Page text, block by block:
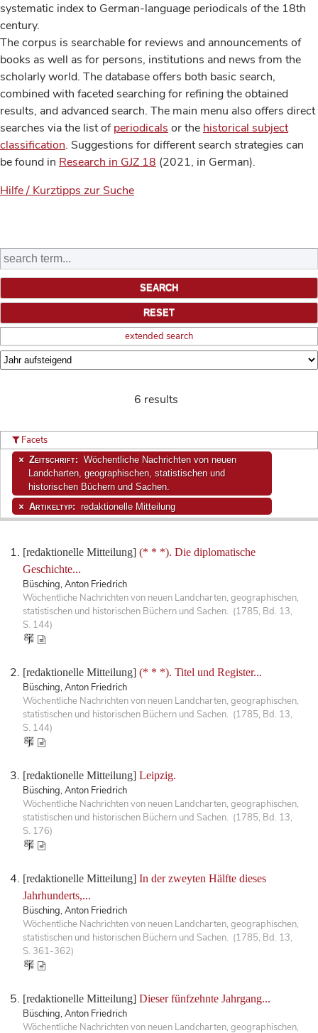
systematic index to German-language periodicals of the 18th
century.
The corpus is searchable for reviews and announcements of
books as well as for persons, institutions and news from the
scholarly world. The database offers both basic search,
combined with faceted searching for refining the obtained
results, and advanced search. The main menu also offers direct
searches via the list ofperiodicals or the historical subject
classification. Suggestions for different search strategies can
be found in Research in GJZ 18 (2021, in German).
Hilfe / Kurztipps zur Suche
extended search
6 results
[redaktionelle Mitteilung] (* * *). Die diplomatische
Geschichte...
Büsching, Anton Friedrich
Wöchentliche Nachrichten von neuen Landcharten, geographischen,
statistischen und historischen Büchern und Sachen. (1785, Bd. 13,
S. 144)
[redaktionelle Mitteilung] (* * *). Titel und Register...
Büsching, Anton Friedrich
Wöchentliche Nachrichten von neuen Landcharten, geographischen,
statistischen und historischen Büchern und Sachen. (1785, Bd. 13,
S. 144)
[redaktionelle Mitteilung] Leipzig.
Büsching, Anton Friedrich
Wöchentliche Nachrichten von neuen Landcharten, geographischen,
statistischen und historischen Büchern und Sachen. (1785, Bd. 13,
S. 176)
[redaktionelle Mitteilung] In der zweyten Hälfte dieses
Jahrhunderts,...
Büsching, Anton Friedrich
Wöchentliche Nachrichten von neuen Landcharten, geographischen,
statistischen und historischen Büchern und Sachen. (1785, Bd. 13,
S. 361-362)
[redaktionelle Mitteilung] Dieser fünfzehnte Jahrgang...
Büsching, Anton Friedrich
Wöchentliche Nachrichten von neuen Landcharten, geographischen,
Facets
Zeitschrift:
Wöchentliche Nachrichten von neuen
Landcharten, geographischen, statistischen und
historischen Büchern und Sachen.
Artikeltyp: redaktionelle Mitteilung